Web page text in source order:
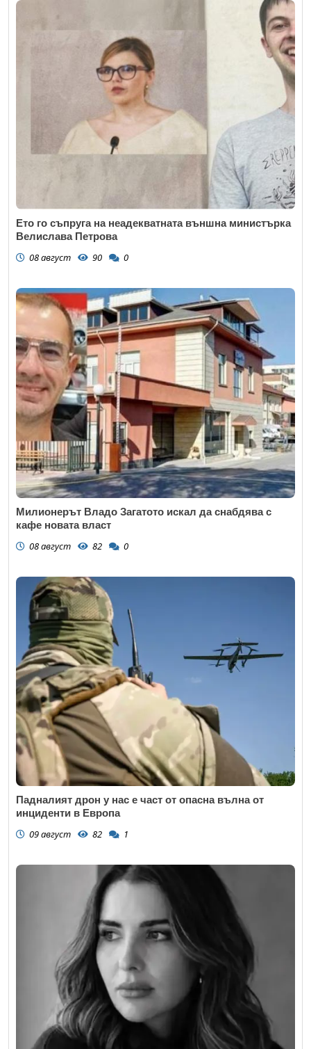
Ето го съпруга на неадекватната външна министърка
Велислава Петрова
08 август 90 0
Милионерът Владо Загатото искал да снабдява с
кафе новата власт
08 август 82 0
Падналият дрон у нас е част от опасна вълна от
инциденти в Европа
09 август 82 1